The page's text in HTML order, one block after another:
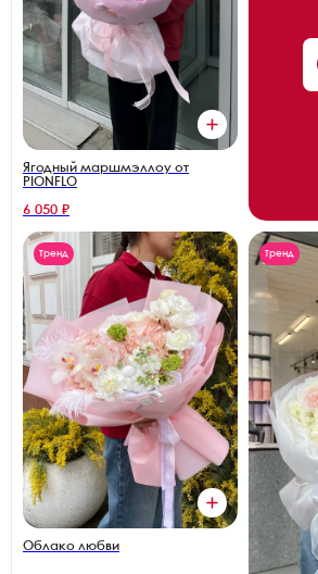
Ягодный маршмэллоу от
PIONFLO
6 050 ₽
Тренд
Облако любви
Тренд